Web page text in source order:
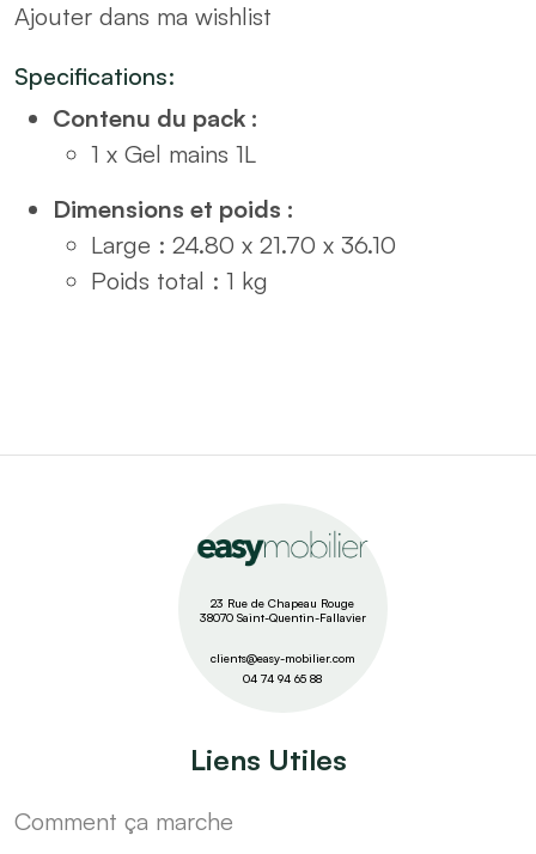
1L
Ajouter dans ma wishlist
Specifications:
Contenu du pack :
1 x Gel mains 1L
Dimensions et poids :
Large : 24.80 x 21.70 x 36.10
Poids total : 1 kg
23 Rue de Chapeau Rouge
38070 Saint-Quentin-Fallavier
clients@easy-mobilier.com
04 74 94 65 88
Liens Utiles
Comment ça marche